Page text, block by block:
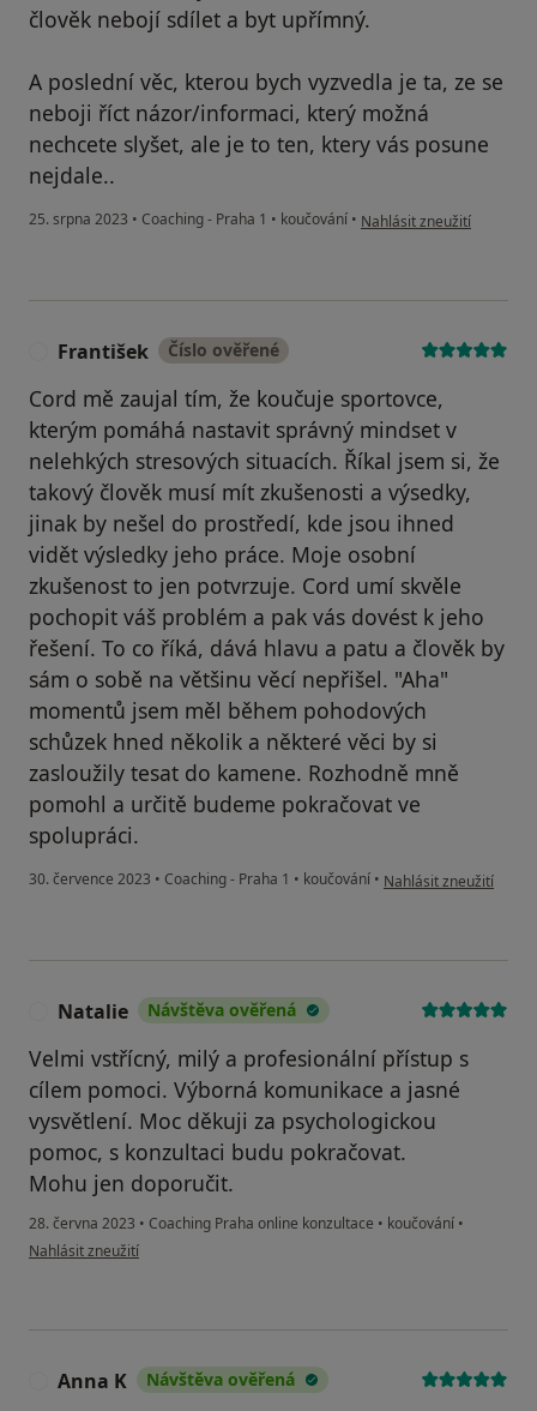
člověk nebojí sdílet a byt upřímný.
A poslední věc, kterou bych vyzvedla je ta, ze se
neboji říct názor/informaci, který možná
nechcete slyšet, ale je to ten, ktery vás posune
nejdale..
25. srpna 2023 • Coaching - Praha 1 • koučování • podle názoru uživatele
Nahlásit zneužití
František Číslo ověřené
Cord mě zaujal tím, že koučuje sportovce,
kterým pomáhá nastavit správný mindset v
nelehkých stresových situacích. Říkal jsem si, že
takový člověk musí mít zkušenosti a výsedky,
jinak by nešel do prostředí, kde jsou ihned
vidět výsledky jeho práce. Moje osobní
zkušenost to jen potvrzuje. Cord umí skvěle
pochopit váš problém a pak vás dovést k jeho
řešení. To co říká, dává hlavu a patu a člověk by
sám o sobě na většinu věcí nepřišel. "Aha"
momentů jsem měl během pohodových
schůzek hned několik a některé věci by si
zasloužily tesat do kamene. Rozhodně mně
pomohl a určitě budeme pokračovat ve
spolupráci.
30. července 2023 • Coaching - Praha 1 • koučování • podle názoru
Nahlásit zneužití
Natalie Návštěva ověřená
Velmi vstřícný, milý a profesionální přístup s
cílem pomoci. Výborná komunikace a jasné
vysvětlení. Moc děkuji za psychologickou
pomoc, s konzultaci budu pokračovat.
Mohu jen doporučit.
28. června 2023 • Coaching Praha online konzultace • koučování •
podle názoru uživatele Natalie
Nahlásit zneužití
Anna K Návštěva ověřená